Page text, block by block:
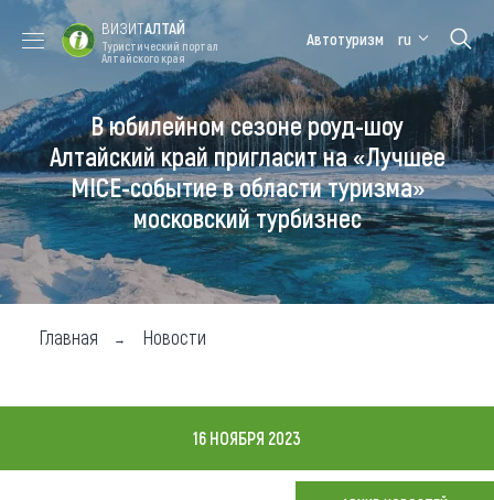
Форум VISIT
ALTAI
Цветение
маральника
Медицинский
форум
Алтайская
зимовка
Туры
Где побывать
Чем заняться
Где остановиться
ВИЗИТАЛТАЙ
Туристический портал
Алтайского края
Автотуризм ru
В юбилейном сезоне роуд-шоу
Алтайский край пригласит на «Лучшее
MICE-событие в области туризма»
московский турбизнес
Главная Новости
16 НОЯБРЯ 2023